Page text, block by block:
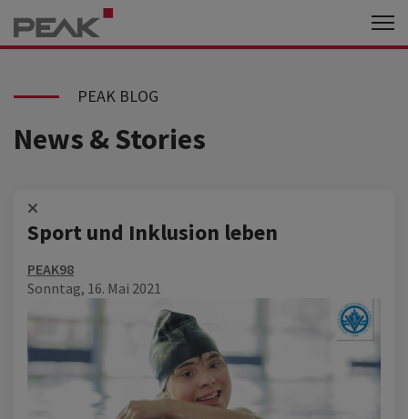
PEAK BLOG
News & Stories
Sport und Inklusion leben
PEAK98
Sonntag, 16. Mai 2021